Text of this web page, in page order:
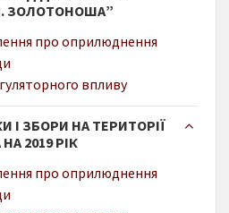
ЗОЛОТОНОША”
про оприлюднення
впливу
І ЗБОРИ НА ТЕРИТОРІЇ
2019 РІК
про оприлюднення